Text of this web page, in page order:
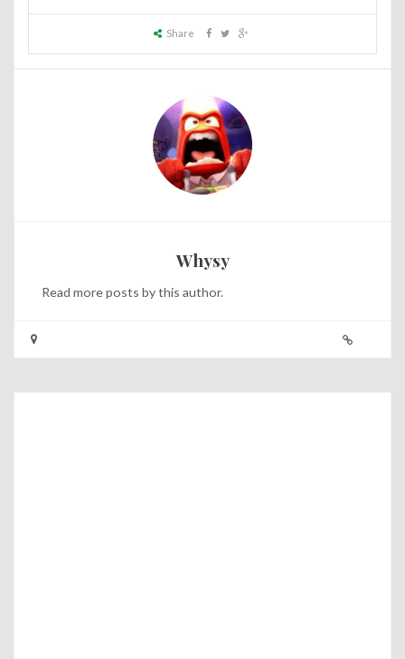
Share
Whysy
Read more posts by this author.